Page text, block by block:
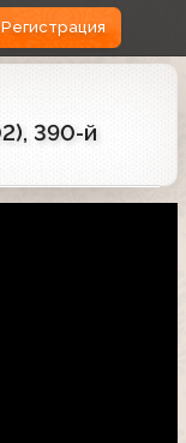
Регистрация
390-й